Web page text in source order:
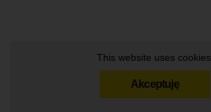
This website uses cookies.
Akceptuję